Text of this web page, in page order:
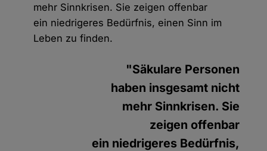
mehr Sinnkrisen. Sie zeigen offenbar
ein niedrigeres Bedürfnis, einen Sinn im
Leben zu finden.
"Säkulare Personen
haben insgesamt nicht
mehr Sinnkrisen. Sie
zeigen offenbar
ein niedrigeres Bedürfnis,